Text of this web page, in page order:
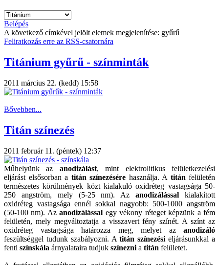
Belépés
A következő címkével jelölt elemek megjelenítése: gyűrű
Feliratkozás erre az RSS-csatornára
Titánium gyűrű - színminták
2011 március 22. (kedd) 15:58
Bővebben...
Titán színezés
2011 február 11. (péntek) 12:37
Műhelyünk az anodizálást, mint elektrolitikus felületkezelési
eljárást elsősorban a titán színezésére használja. A titán felületén
természetes körülmények közt kialakuló oxidréteg vastagsága 50-
250 angström, mely (5-25 nm). Azanodizálássalkialakított
oxidréteg vastagsága ennél sokkal nagyobb: 500-1000 angström
(50-100 nm). Azanodizálással egy vékony réteget képzünk a fém
felületén, mely megváltoztatja a visszavert fény színét. A színt az
oxidréteg vastagsága határozza meg, melyet az anodizáló
feszültséggel tudunk szabályozni. Atitán színezésieljárásunkkal a
fenti színskála árnyalataira tudjuk színezni a titán felületet.